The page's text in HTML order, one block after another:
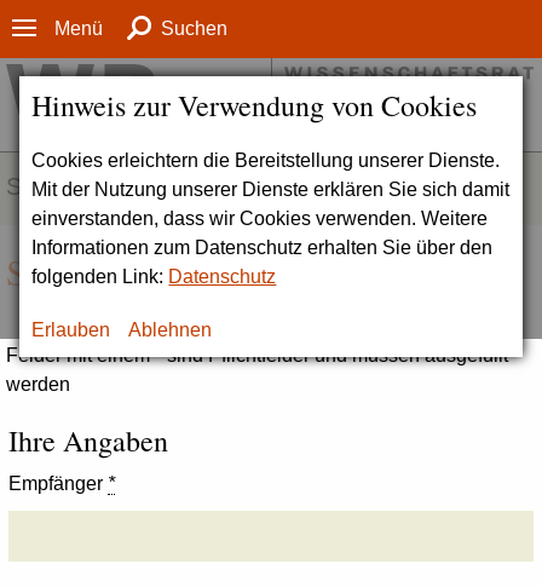
Hinweis zur Verwendung von Cookies
Cookies erleichtern die Bereitstellung unserer Dienste.
Mit der Nutzung unserer Dienste erklären Sie sich damit
einverstanden, dass wir Cookies verwenden. Weitere
Informationen zum Datenschutz erhalten Sie über den
folgenden Link: Datenschutz
Erlauben Ablehnen
Menü Suchen
SERVICE
Seite empfehlen
Felder mit einem * sind Pflichtfelder und müssen ausgefüllt
werden
Ihre Angaben
Empfänger *